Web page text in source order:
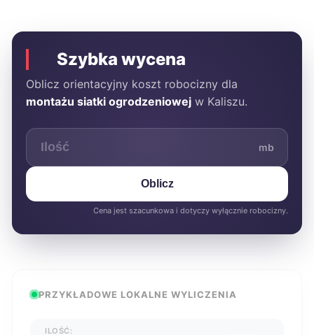
Szybka wycena
Oblicz orientacyjny koszt robocizny dla
montażu siatki ogrodzeniowej w Kaliszu.
mb
Oblicz
Cena jest szacunkowa i dotyczy wyłącznie robocizny.
PRZYKŁADOWE LOKALNE WYLICZENIA
ILOŚĆ: